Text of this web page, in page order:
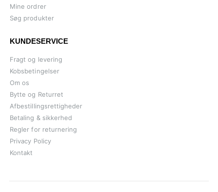
Mine ordrer
Søg produkter
KUNDESERVICE
Fragt og levering
Kobsbetingelser
Om os
Bytte og Returret
Afbestillingsrettigheder
Betaling & sikkerhed
Regler for returnering
Privacy Policy
Kontakt